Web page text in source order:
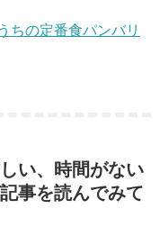
ちの定番食パンバリ
い、時間がない
事を読んでみて